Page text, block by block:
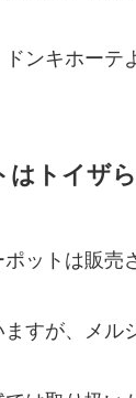
ンキホーテ
はトイザ
ットは販売
すが、メル